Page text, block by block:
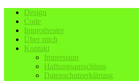
Design
Code
Improtheater
Über mich
Kontakt
Impressum
Haftungsausschluss
Datenschutzerklärung